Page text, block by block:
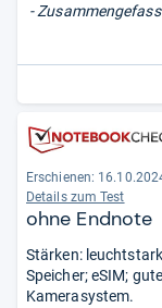
-
Erschienen:
Details zum Test
ohne Endnote
Stärken:
Speicher; eSIM;
Kamerasystem.